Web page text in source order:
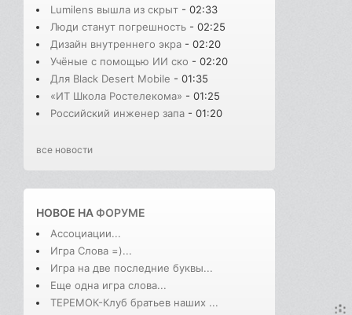
Lumilens вышла из скрыт - 02:33
Люди станут погрешность - 02:25
Дизайн внутреннего экра - 02:20
Учёные с помощью ИИ ско - 02:20
Для Black Desert Mobile - 01:35
«ИТ Школа Ростелекома» - 01:25
Российский инженер запа - 01:20
все новости
НОВОЕ НАФОРУМЕ
Ассоциации...
Игра Слова =)...
Игра на две последние буквы...
Еще одна игра слова...
ТЕРЕМОК-Клуб братьев наших ...